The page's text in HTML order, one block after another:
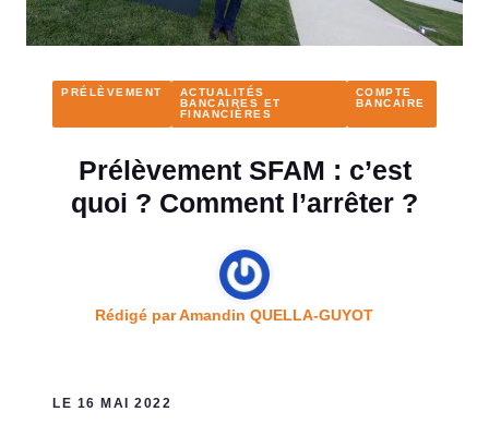
PRÉLÈVEMENT
ACTUALITÉS
BANCAIRES ET
FINANCIÈRES
COMPTE
BANCAIRE
Prélèvement SFAM : c’est
quoi ? Comment l’arrêter ?
Rédigé parAmandin QUELLA-GUYOT
LE 16 MAI 2022